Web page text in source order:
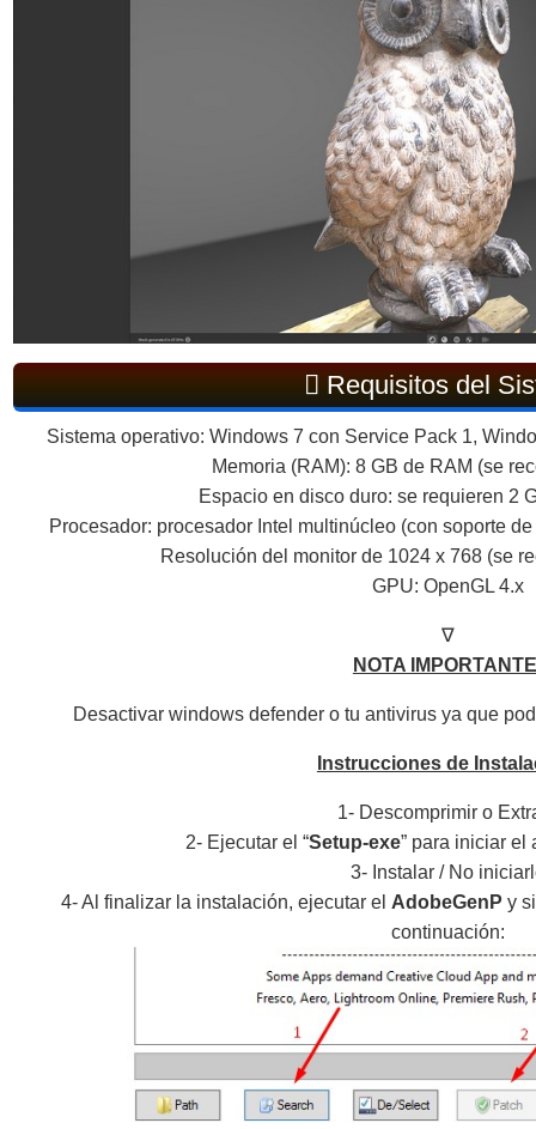
Requisitos del
Sistema operativo: Windows 7 con Service Pack 1,
Memoria (RAM): 8 GB de RAM (se
Espacio en disco duro: se requieren 2
Procesador: procesador Intel multinúcleo (con soporte
Resolución del monitor de 1024 x 768 (se
GPU: OpenGL 4.x
∇
NOTA
Desactivar windows defender o tu antivirus ya que
Instrucciones de
1- Descomprimir o
2- Ejecutar el “Setup-exe” para iniciar el
3- Instalar / No
4- Al finalizar la instalación, ejecutar el AdobeGenP y
continuación: